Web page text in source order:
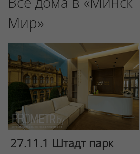
Мир»
27.11.1 Штадт парк